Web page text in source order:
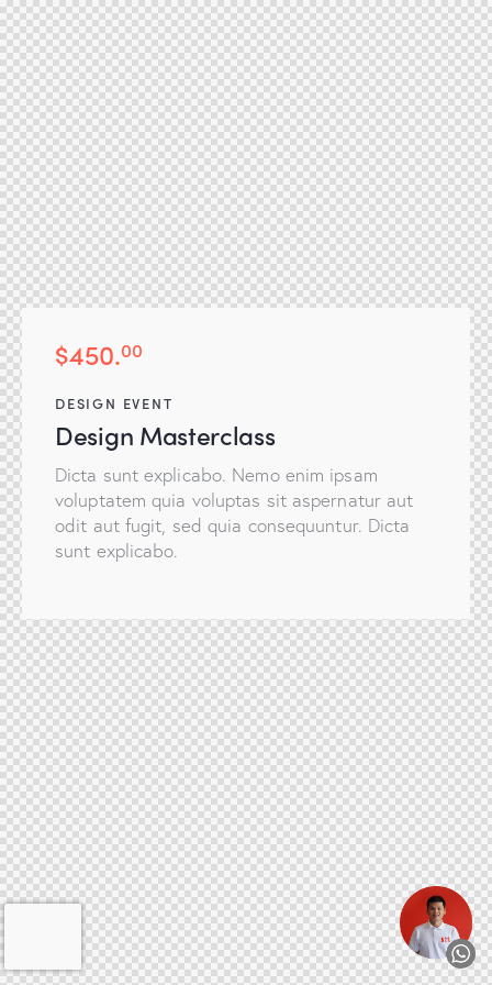
$450.00
DESIGN EVENT
Design Masterclass
Dicta sunt explicabo. Nemo enim ipsam
voluptatem quia voluptas sit aspernatur aut
odit aut fugit, sed quia consequuntur. Dicta
sunt explicabo.